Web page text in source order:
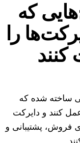
که
را
ساخته شده که
کنند و دایرکت
فروش، پشتیبانی و